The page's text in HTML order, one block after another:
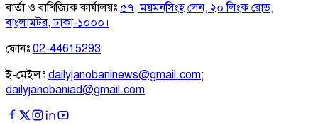
বার্তা ও বাণিজ্যিক কার্যালয়ঃ ৫৭, ময়মনসিংহ লেন, ২০ লিংক রোড,
বাংলামটর, ঢাকা-১০০০।
ফোনঃ 02-44615293
ই-মেইলঃ dailyjanobaninews@gmail.com;
dailyjanobaniad@gmail.com